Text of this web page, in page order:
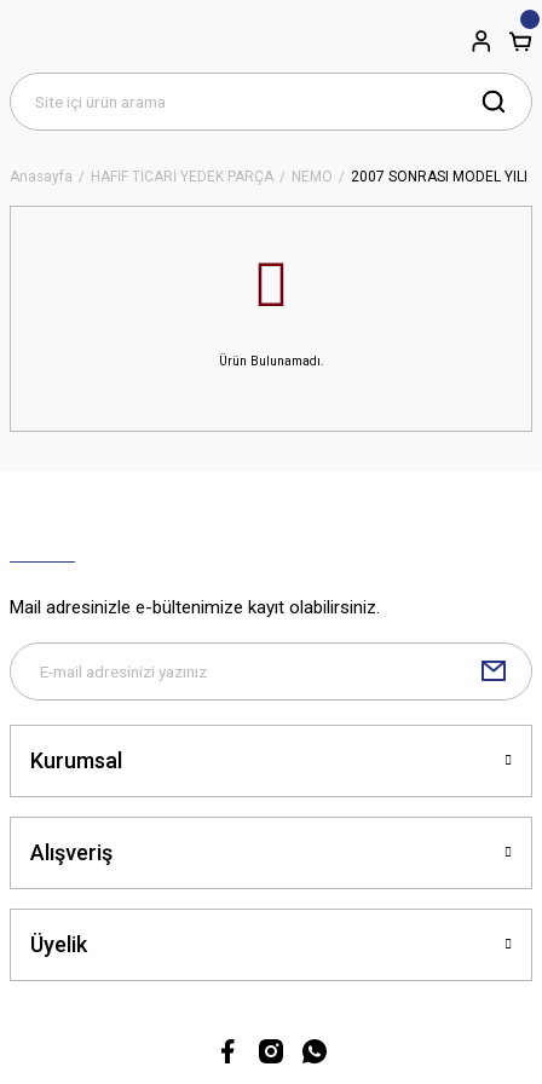
Anasayfa HAFİF TİCARİ YEDEK PARÇA NEMO 2007 SONRASI MODEL YILI
Ürün Bulunamadı.
Mail adresinizle e-bültenimize kayıt olabilirsiniz.
Kurumsal
Alışveriş
Üyelik